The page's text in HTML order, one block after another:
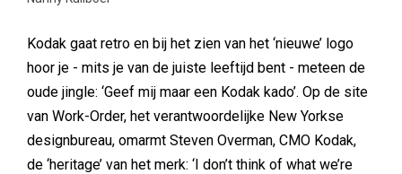
Kodak gaat retro en bij het zien van het ‘nieuwe’ logo
hoor je - mits je van de juiste leeftijd bent - meteen de
oude jingle: ‘Geef mij maar een Kodak kado’. Op de site
van Work-Order, het verantwoordelijke New Yorkse
designbureau, omarmt Steven Overman, CMO Kodak,
de ‘heritage’ van het merk: ‘I don’t think of what we’re